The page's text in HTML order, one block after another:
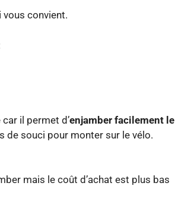
vous convient.
il permet d’enjamber facilement le
de souci pour monter sur le vélo.
mais le coût d’achat est plus bas